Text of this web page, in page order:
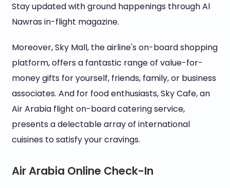
Stay updated with ground happenings through Al
Nawras in-flight magazine.
Moreover, Sky Mall, the airline's on-board shopping
platform, offers a fantastic range of value-for-
money gifts for yourself, friends, family, or business
associates. And for food enthusiasts, Sky Cafe, an
Air Arabia flight on-board catering service,
presents a delectable array of international
cuisines to satisfy your cravings.
Air Arabia Online Check-In